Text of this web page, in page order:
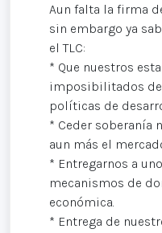
Aun falta la firma
sin embargo ya
el TLC:
* Que nuestros
imposibilitados
políticas de
* Ceder soberanía
aun más el
* Entregarnos a
mecanismos de
económica.
* Entrega de